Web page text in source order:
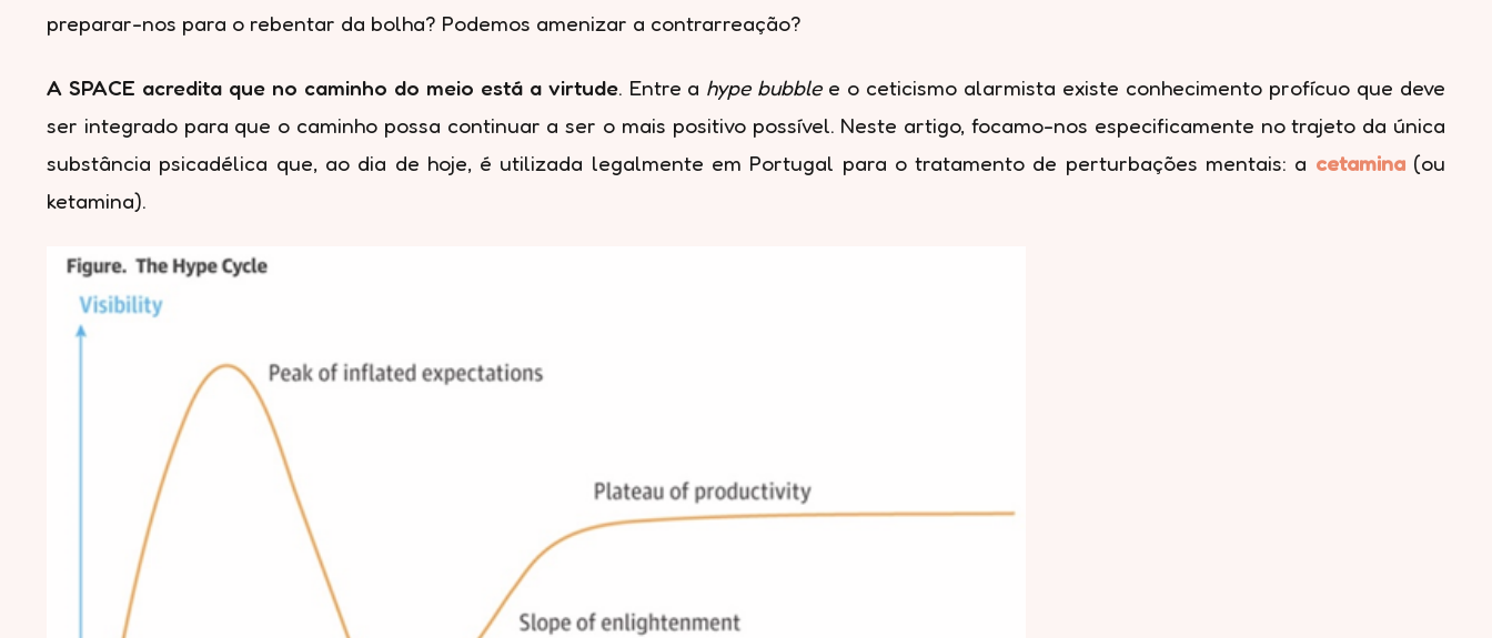
preparar-nos para o rebentar da bolha? Podemos amenizar a contrarreação?
A SPACE acredita que no caminho do meio está a virtude. Entre a hype bubblee o ceticismo alarmista existe conhecimento profícuo que deve
ser integrado para que o caminho possa continuar a ser o mais positivo possível. Neste artigo, focamo-nos especificamente no trajeto da única
substância psicadélica que, ao dia de hoje, é utilizada legalmente em Portugal para o tratamento de perturbações mentais: a cetamina (ou
ketamina).